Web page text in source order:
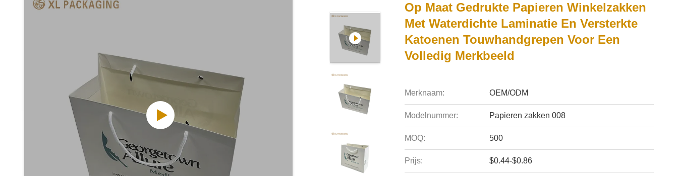
Op Maat Gedrukte Papieren Winkelzakken
Met Waterdichte Laminatie En Versterkte
Katoenen Touwhandgrepen Voor Een
Volledig Merkbeeld
Merknaam: OEM/ODM
Modelnummer: Papieren zakken 008
MOQ: 500
Prijs: $0.44-$0.86